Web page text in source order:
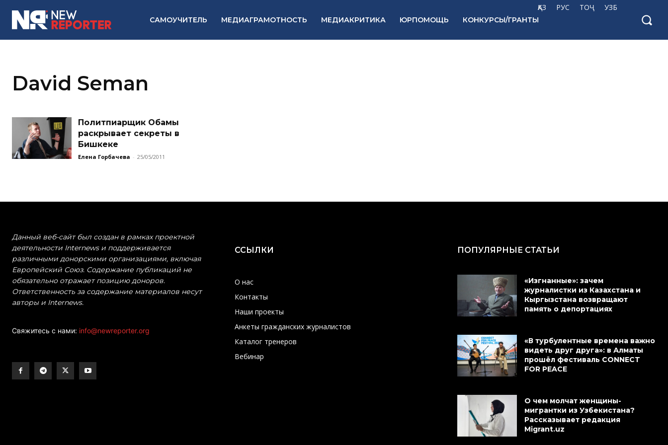
ҚАЗ РУС ТОҶ УЗБ
САМОУЧИТЕЛЬ МЕДИАГРАМОТНОСТЬ МЕДИАКРИТИКА ЮРПОМОЩЬ КОНКУРСЫ/ГРАНТЫ
David Seman
Политпиарщик Обамы
раскрывает секреты в
Бишкеке
Елена Горбачева - 25/05/2011
Данный веб-сайт был создан в рамках проектной
деятельности Internews и поддерживается
различными донорскими организациями, включая
Европейский Союз. Содержание публикаций не
обязательно отражает позицию доноров.
Ответственность за содержание материалов несут
авторы и Internews.
Свяжитесь с нами: info@newreporter.org
ССЫЛКИ
О нас
Контакты
Наши проекты
Анкеты гражданских журналистов
Каталог тренеров
Вебинар
ПОПУЛЯРНЫЕ СТАТЬИ
«Изгнанные»: зачем
журналистки из Казахстана и
Кыргызстана возвращают
память о депортациях
«В турбулентные времена важно
видеть друг друга»: в Алматы
прошёл фестиваль CONNECT
FOR PEACE
О чем молчат женщины-
мигрантки из Узбекистана?
Рассказывает редакция
Migrant.uz